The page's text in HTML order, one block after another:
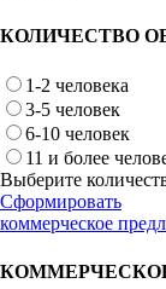
КОЛИЧЕСТВО
1-2 человека
3-5 человек
6-10 человек
11 и более
Выберите
Сформировать
коммерческое